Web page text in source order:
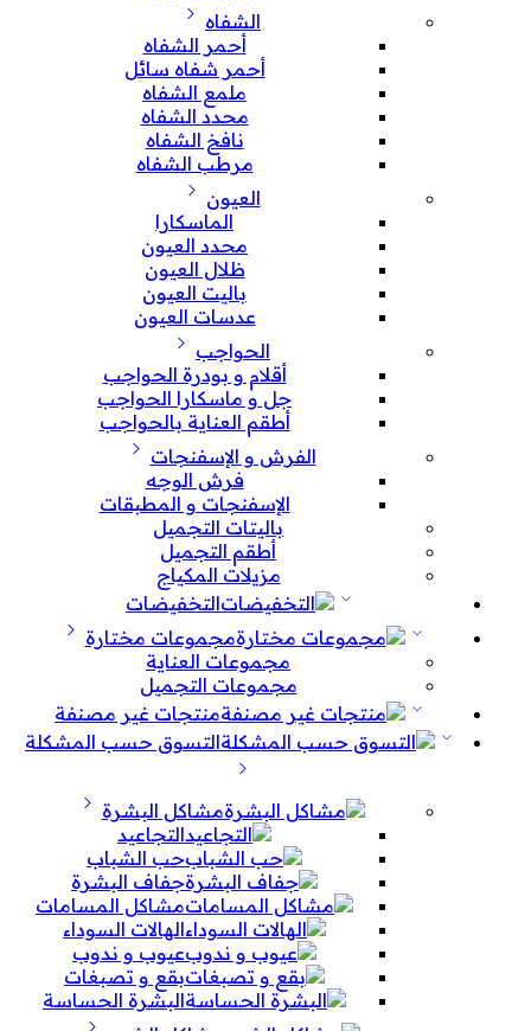
الشفاه
أحمر الشفاه
أحمر شفاه سائل
ملمع الشفاه
محدد الشفاه
نافخ الشفاه
مرطب الشفاه
العيون
الماسكارا
محدد العيون
ظلال العيون
باليت العيون
عدسات العيون
الحواجب
أقلام و بودرة الحواجب
جل و ماسكارا الحواجب
أطقم العناية بالحواجب
الفرش و الإسفنجات
فرش الوجه
الإسفنجات و المطبقات
باليتات التجميل
أطقم التجميل
مزيلات المكياج
التخفيضات
مجموعات مختارة
مجموعات العناية
مجموعات التجميل
منتجات غير مصنفة
التسوق حسب المشكلة
مشاكل البشرة
التجاعيد
حب الشباب
جفاف البشرة
مشاكل المسامات
الهالات السوداء
عيوب و ندوب
بقع و تصبغات
البشرة الحساسة